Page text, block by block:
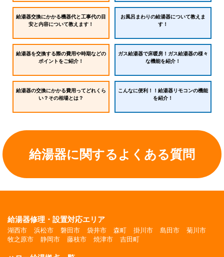
給湯器交換にかかる機器代と工事代の目
安と内容について教えます！
お風呂まわりの給湯器について教えま
す！
給湯器を交換する際の費用や時期などの
ポイントをご紹介！
ガス給湯器で床暖房！ガス給湯器の様々
な機能を紹介！
給湯器の交換にかかる費用ってどれくら
い？その相場とは？
こんなに便利！！給湯器リモコンの機能
を紹介！
給湯器に関するよくある質問
給湯器修理・設置対応エリア
湖西市 浜松市 磐田市 袋井市 森町 掛川市 島田市
菊川市
牧之原市
静岡市 藤枝市 焼津市 吉田町